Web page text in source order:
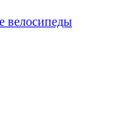
велосипеды